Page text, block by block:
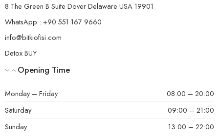
8 The Green B Suite Dover Delaware USA 19901
WhatsApp : +90 551 167 9660
info@bitkiofisi.com
Detox BUY
Opening Time
Monday – Friday
08:00 – 20:00
Saturday
09:00 – 21:00
Sunday
13:00 – 22:00